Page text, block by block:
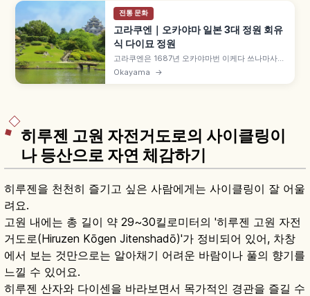
전통 문화
고라쿠엔｜오카야마 일본 3대 정원 회유
식 다이묘 정원
고라쿠엔은 1687년 오카야마번 이케다 쓰나마사가
착공해 1700년 완성된 약 14.4헥타르 회유식 다이
묘 정원으로, 가나자와 겐로쿠엔·미토 가이라쿠엔과
Okayama →
히루젠 고원 자전거도로의 사이클링이
나 등산으로 자연 체감하기
히루젠을 천천히 즐기고 싶은 사람에게는 사이클링이 잘 어울
려요.
고원 내에는 총 길이 약 29~30킬로미터의 '히루젠 고원 자전
거도로(Hiruzen Kōgen Jitenshadō)'가 정비되어 있어, 차창
에서 보는 것만으로는 알아채기 어려운 바람이나 풀의 향기를
느낄 수 있어요.
히루젠 산자와 다이센을 바라보면서 목가적인 경관을 즐길 수